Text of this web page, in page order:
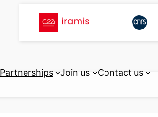
Partnerships Join us Contact us